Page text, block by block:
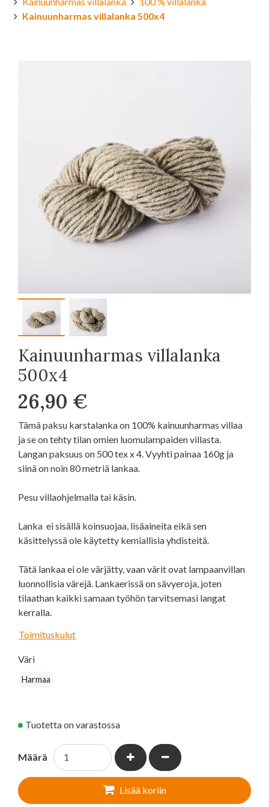
Kainuunharmas villalanka 500x4
Kainuunharmas villalanka
500x4
26,90 €
Tämä paksu karstalanka on 100% kainuunharmas villaa
ja se on tehty tilan omien luomulampaiden villasta.
Langan paksuus on 500 tex x 4. Vyyhti painaa 160g ja
siinä on noin 80 metriä lankaa.
Pesu villaohjelmalla tai käsin.
Lanka ei sisällä koinsuojaa, lisäaineita eikä sen
käsittelyssä ole käytetty kemiallisia yhdisteitä.
Tätä lankaa ei ole värjätty, vaan värit ovat lampaanvillan
luonnollisia värejä. Lankaerissä on sävyeroja, joten
tilaathan kaikki samaan työhön tarvitsemasi langat
kerralla.
Toimituskulut
Väri
Harmaa
Tuotetta on varastossa
Määrä Kasvata määrääVähennä määrää
Lisää koriin